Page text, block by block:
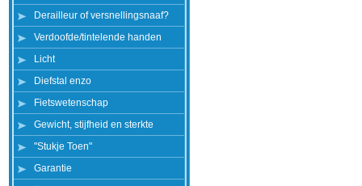
Derailleur of versnellingsnaaf?
Verdoofde/tintelende handen
Licht
Diefstal enzo
Fietswetenschap
Gewicht, stijfheid en sterkte
"Stukje Toen"
Garantie